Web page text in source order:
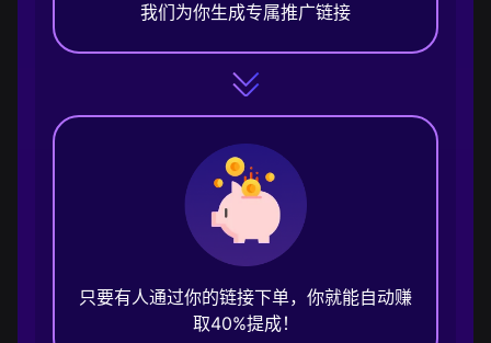
我们为你生成专属推广链接
只要有人通过你的链接下单，你就能自动赚
取40%提成！